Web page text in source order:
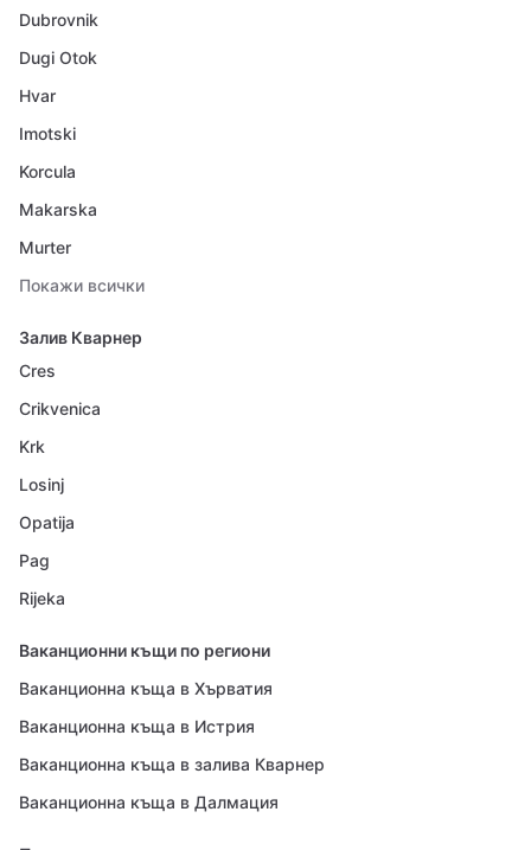
Dubrovnik
Dugi Otok
Hvar
Imotski
Korcula
Makarska
Murter
Покажи всички
Залив Кварнер
Cres
Crikvenica
Krk
Losinj
Opatija
Pag
Rijeka
Ваканционни къщи по региони
Ваканционна къща в Хърватия
Ваканционна къща в Истрия
Ваканционна къща в залива Кварнер
Ваканционна къща в Далмация